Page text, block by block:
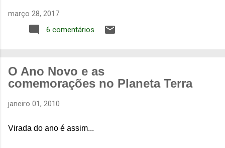
março 28, 2017
6 comentários
O Ano Novo e as
comemorações no Planeta Terra
janeiro 01, 2010
Virada do ano é assim...